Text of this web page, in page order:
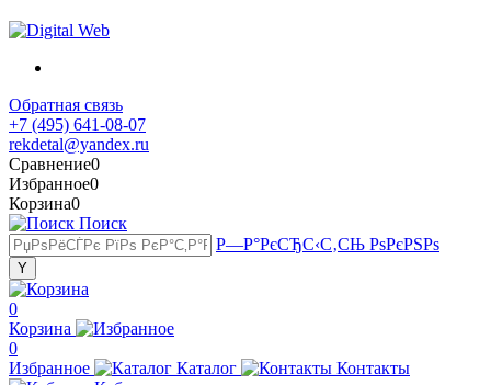
Обратная связь
+7 (495) 641-08-07
rekdetal@yandex.ru
Сравнение0
Избранное0
Корзина0
Поиск
Р—Р°РєСЂС‹С‚СЊ РѕРєРЅРѕ
0
Корзина
0
Избранное
Каталог
Контакты